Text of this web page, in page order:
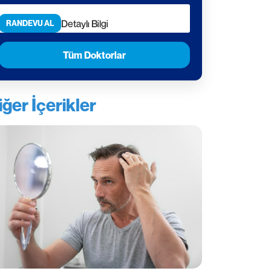
RANDEVU AL Detaylı Bilgi
Tüm Doktorlar
İçerikler